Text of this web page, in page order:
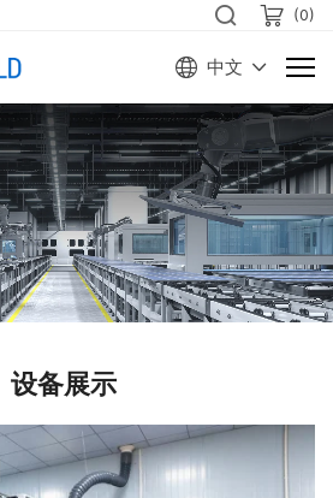
(0)
中文
设备展示